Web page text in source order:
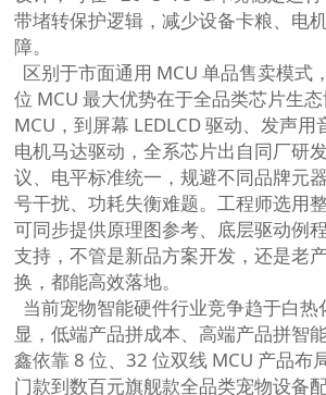
带堵转保护逻辑，减少设备卡粮、电
障。
区别于市面通用 MCU 单品售卖模式
位 MCU 最大优势在于全品类芯片生
MCU，到屏幕 LEDLCD 驱动、发声用
电机马达驱动，全系芯片出自同厂研
议、电平标准统一，规避不同品牌元
号干扰、功耗失衡难题。工程师选用
可同步提供原理图参考、底层驱动例
支持，不管是新品方案开发，还是老
换，都能高效落地。
当前宠物智能硬件行业竞争趋于白热
显，低端产品拼成本、高端产品拼智
鑫依靠 8 位、32 位双线 MCU 产品布
门款到数百元旗舰款全品类宠物设备